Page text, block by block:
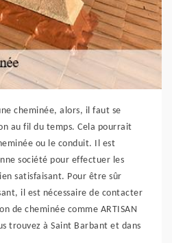
cheminée, alors, il faut se
au fil du temps. Cela pourrait
ou le conduit. Il est
société pour effectuer les
satisfaisant. Pour être sûr
il est nécessaire de contacter
de cheminée comme ARTISAN
trouvez à Saint Barbant et dans